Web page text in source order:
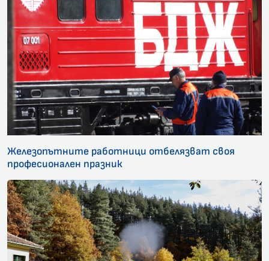
Железопътните работници отбелязват своя
професионален празник